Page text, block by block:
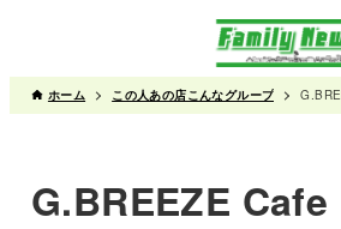
ホーム この人あの店こんなグループ
G.BREEZE Cafe